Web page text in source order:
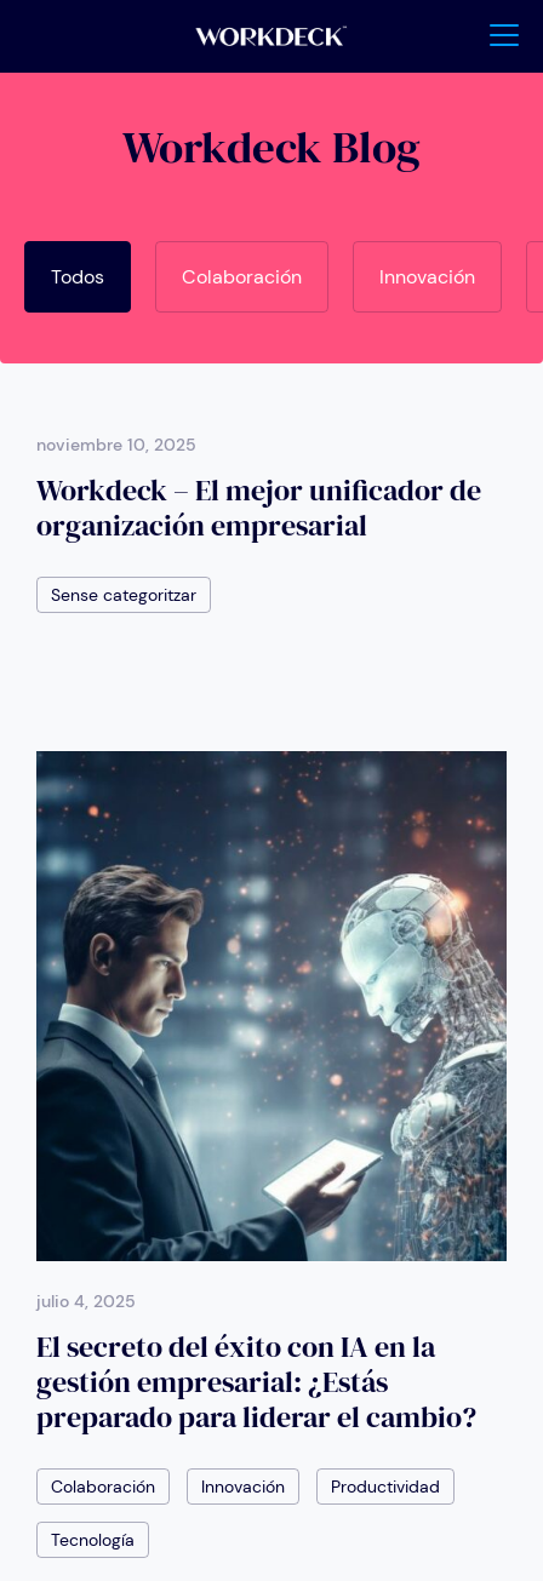
Workdeck Blog
Todos Colaboración Innovación
noviembre 10, 2025
Workdeck – El mejor unificador de
organización empresarial
Sense categoritzar
julio 4, 2025
El secreto del éxito con IA en la
gestión empresarial: ¿Estás
preparado para liderar el cambio?
Colaboración Innovación Productividad
Tecnología